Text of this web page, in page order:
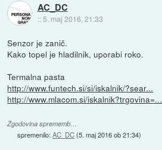
AC_DC
:: 5. maj 2016, 21:33
Senzor je zanič.
Kako topel je hladilnik, uporabi roko.
Termalna pasta
http://www.funtech.si/si/iskalnik/?sear...
http://www.mlacom.si/iskalnik?trgovina=...
Zgodovina sprememb…
spremenilo:AC_DC(5. maj 2016 ob 21:34)